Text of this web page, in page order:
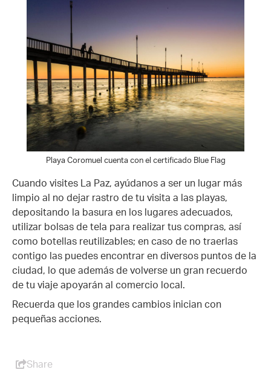
Playa Coromuel cuenta con el certificado Blue Flag
Cuando visites La Paz, ayúdanos a ser un lugar más
limpio al no dejar rastro de tu visita a las playas,
depositando la basura en los lugares adecuados,
utilizar bolsas de tela para realizar tus compras, así
como botellas reutilizables; en caso de no traerlas
contigo las puedes encontrar en diversos puntos de la
ciudad, lo que además de volverse un gran recuerdo
de tu viaje apoyarán al comercio local.
Recuerda que los grandes cambios inician con
pequeñas acciones.
Share